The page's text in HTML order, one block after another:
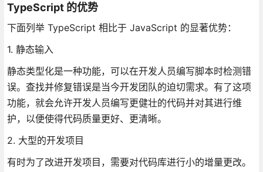
TypeScript 的优势
下面列举 TypeScript 相比于 JavaScript 的显著优势：
1. 静态输入
静态类型化是一种功能，可以在开发人员编写脚本时检测错
误。查找并修复错误是当今开发团队的迫切需求。有了这项
功能，就会允许开发人员编写更健壮的代码并对其进行维
护，以便使得代码质量更好、更清晰。
2. 大型的开发项目
有时为了改进开发项目，需要对代码库进行小的增量更改。